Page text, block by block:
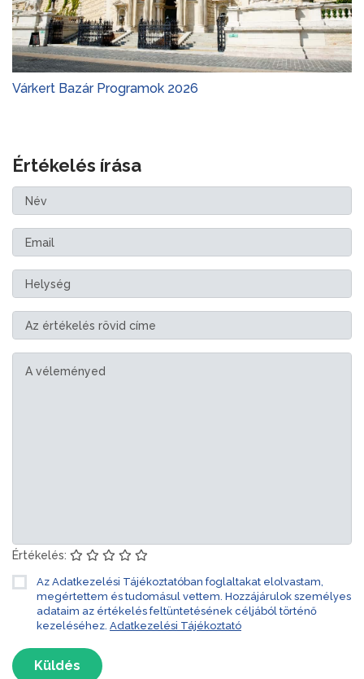
Várkert Bazár Programok 2026
Értékelés írása
Értékelés:
Az Adatkezelési Tájékoztatóban foglaltakat elolvastam,
megértettem és tudomásul vettem. Hozzájárulok személyes
adataim az értékelés feltüntetésének céljából történő
kezeléséhez. Adatkezelési Tájékoztató
Küldés